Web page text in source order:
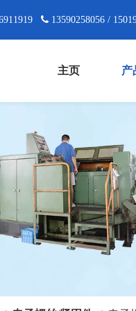
 13590258056 /
主页 产